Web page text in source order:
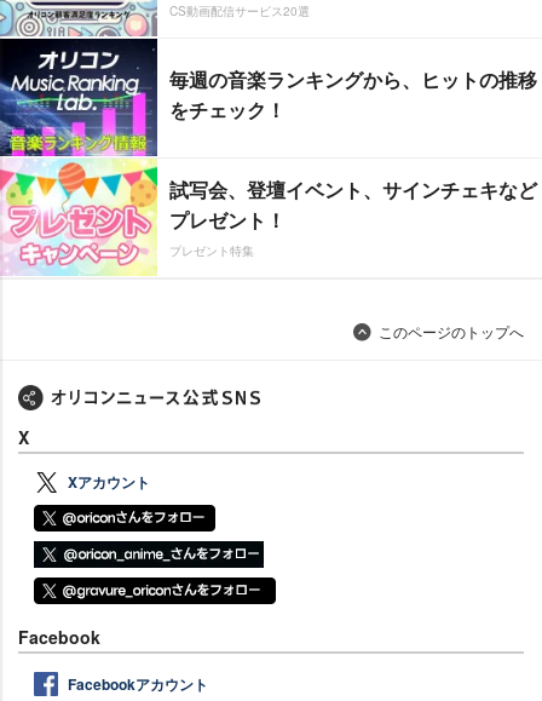
CS動画配信サービス20選
毎週の音楽ランキングから、ヒットの推移
をチェック！
試写会、登壇イベント、サインチェキなど
プレゼント！
プレゼント特集
このページのトップへ
X
Xアカウント
Facebook
Facebookアカウント